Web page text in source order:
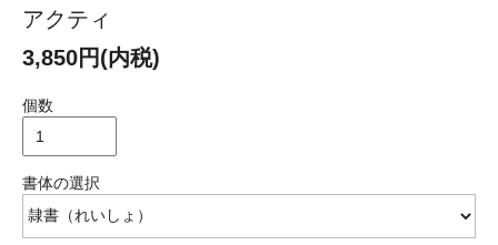
アクティ
3,850円(内税)
個数
書体の選択